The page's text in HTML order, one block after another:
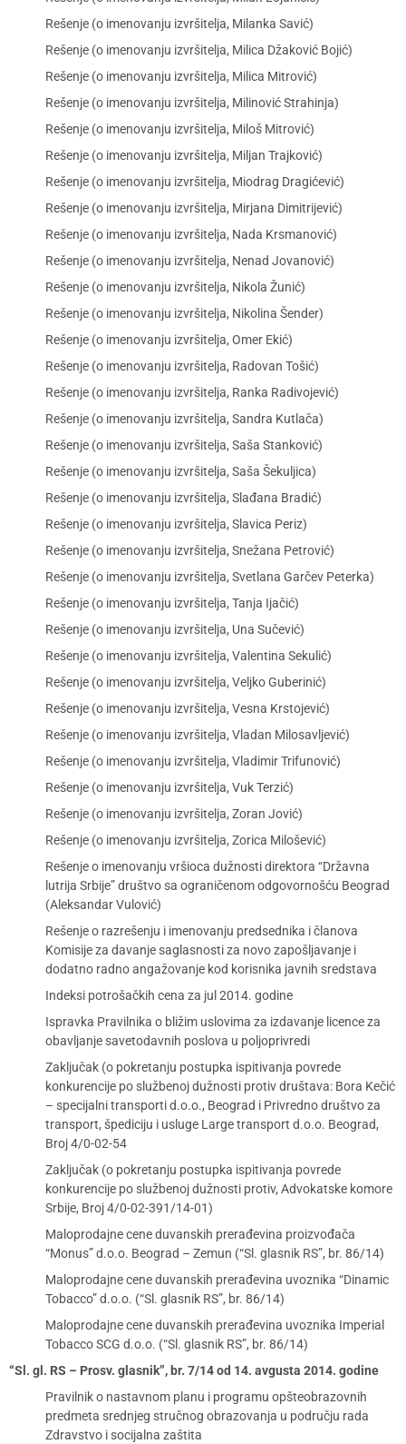
Rešenje (o imenovanju izvršitelja, Milanka Savić)
Rešenje (o imenovanju izvršitelja, Milica Džaković Bojić)
Rešenje (o imenovanju izvršitelja, Milica Mitrović)
Rešenje (o imenovanju izvršitelja, Milinović Strahinja)
Rešenje (o imenovanju izvršitelja, Miloš Mitrović)
Rešenje (o imenovanju izvršitelja, Miljan Trajković)
Rešenje (o imenovanju izvršitelja, Miodrag Dragićević)
Rešenje (o imenovanju izvršitelja, Mirjana Dimitrijević)
Rešenje (o imenovanju izvršitelja, Nada Krsmanović)
Rešenje (o imenovanju izvršitelja, Nenad Jovanović)
Rešenje (o imenovanju izvršitelja, Nikola Žunić)
Rešenje (o imenovanju izvršitelja, Nikolina Šender)
Rešenje (o imenovanju izvršitelja, Omer Ekić)
Rešenje (o imenovanju izvršitelja, Radovan Tošić)
Rešenje (o imenovanju izvršitelja, Ranka Radivojević)
Rešenje (o imenovanju izvršitelja, Sandra Kutlača)
Rešenje (o imenovanju izvršitelja, Saša Stanković)
Rešenje (o imenovanju izvršitelja, Saša Šekuljica)
Rešenje (o imenovanju izvršitelja, Slađana Bradić)
Rešenje (o imenovanju izvršitelja, Slavica Periz)
Rešenje (o imenovanju izvršitelja, Snežana Petrović)
Rešenje (o imenovanju izvršitelja, Svetlana Garčev Peterka)
Rešenje (o imenovanju izvršitelja, Tanja Ijačić)
Rešenje (o imenovanju izvršitelja, Una Sučević)
Rešenje (o imenovanju izvršitelja, Valentina Sekulić)
Rešenje (o imenovanju izvršitelja, Veljko Guberinić)
Rešenje (o imenovanju izvršitelja, Vesna Krstojević)
Rešenje (o imenovanju izvršitelja, Vladan Milosavljević)
Rešenje (o imenovanju izvršitelja, Vladimir Trifunović)
Rešenje (o imenovanju izvršitelja, Vuk Terzić)
Rešenje (o imenovanju izvršitelja, Zoran Jović)
Rešenje (o imenovanju izvršitelja, Zorica Milošević)
Rešenje o imenovanju vršioca dužnosti direktora “Državna
lutrija Srbije” društvo sa ograničenom odgovornošću Beograd
(Aleksandar Vulović)
Rešenje o razrešenju i imenovanju predsednika i članova
Komisije za davanje saglasnosti za novo zapošljavanje i
dodatno radno angažovanje kod korisnika javnih sredstava
Indeksi potrošačkih cena za jul 2014. godine
Ispravka Pravilnika o bližim uslovima za izdavanje licence za
obavljanje savetodavnih poslova u poljoprivredi
Zaključak (o pokretanju postupka ispitivanja povrede
konkurencije po službenoj dužnosti protiv društava: Bora Kečić
– specijalni transporti d.o.o., Beograd i Privredno društvo za
transport, špediciju i usluge Large transport d.o.o. Beograd,
Broj 4/0-02-54
Zaključak (o pokretanju postupka ispitivanja povrede
konkurencije po službenoj dužnosti protiv, Advokatske komore
Srbije, Broj 4/0-02-391/14-01)
Maloprodajne cene duvanskih prerađevina proizvođača
“Monus” d.o.o. Beograd – Zemun (“Sl. glasnik RS”, br. 86/14)
Maloprodajne cene duvanskih prerađevina uvoznika “Dinamic
Tobacco” d.o.o. (“Sl. glasnik RS”, br. 86/14)
Maloprodajne cene duvanskih prerađevina uvoznika Imperial
Tobacco SCG d.o.o. (“Sl. glasnik RS”, br. 86/14)
“Sl. gl. RS – Prosv. glasnik”, br. 7/14 od 14. avgusta 2014. godine
Pravilnik o nastavnom planu i programu opšteobrazovnih
predmeta srednjeg stručnog obrazovanja u području rada
Zdravstvo i socijalna zaštita